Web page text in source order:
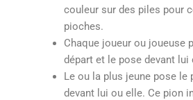
couleur sur des piles pour
pioches.
Chaque joueur ou joueuse
départ et le pose devant lui
Le ou la plus jeune pose le
devant lui ou elle. Ce pion